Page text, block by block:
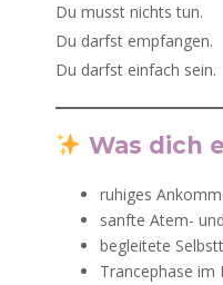
Du musst nichts tun.
Du darfst empfangen.
Du darfst einfach sein.
Was dich
ruhiges
sanfte Atem-
begleitete
Trancephase im